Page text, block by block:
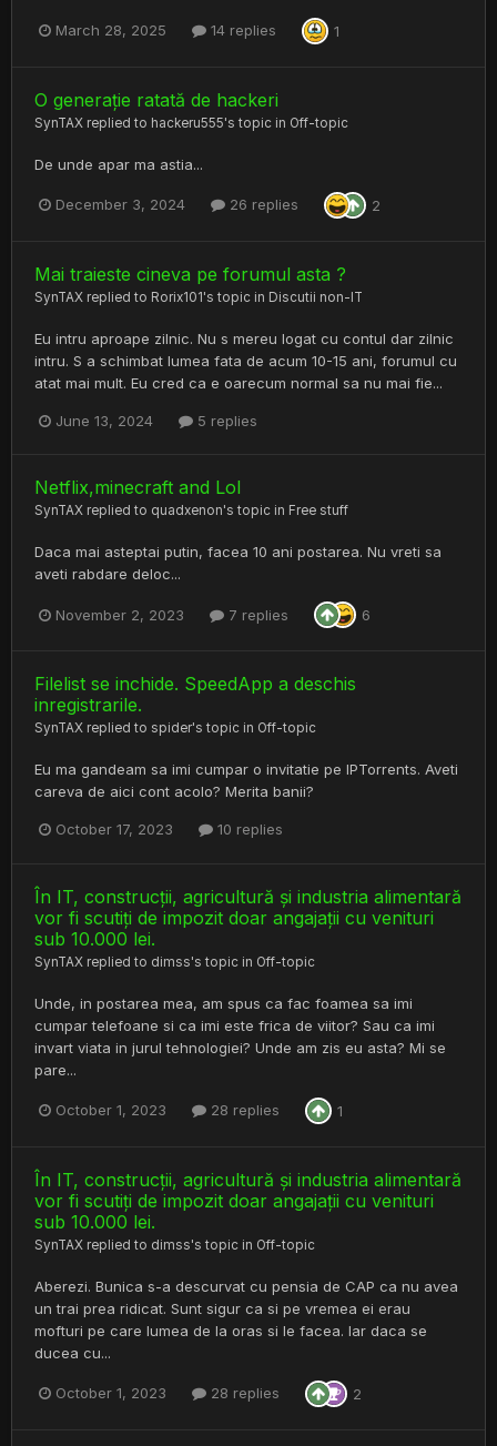
March 28, 2025 14 replies 1
O generație ratată de hackeri
SynTAX replied to hackeru555's topic in Off-topic
De unde apar ma astia...
December 3, 2024 26 replies 2
Mai traieste cineva pe forumul asta ?
SynTAX replied to Rorix101 's topic in Discutii non-IT
Eu intru aproape zilnic. Nu s mereu logat cu contul dar zilnic
intru. S a schimbat lumea fata de acum 10-15 ani, forumul cu
atat mai mult. Eu cred ca e oarecum normal sa nu mai fie...
June 13, 2024 5 replies
Netflix,minecraft and Lol
SynTAX replied to quadxenon's topic in Free stuff
Daca mai asteptai putin, facea 10 ani postarea. Nu vreti sa
aveti rabdare deloc...
November 2, 2023 7 replies 6
Filelist se inchide. SpeedApp a deschis
inregistrarile.
SynTAX replied to spider's topic in Off-topic
Eu ma gandeam sa imi cumpar o invitatie pe IPTorrents. Aveti
careva de aici cont acolo? Merita banii?
October 17, 2023 10 replies
În IT, construcții, agricultură și industria alimentară
vor fi scutiți de impozit doar angajații cu venituri
sub 10.000 lei.
SynTAX replied to dimss's topic in Off-topic
Unde, in postarea mea, am spus ca fac foamea sa imi
cumpar telefoane si ca imi este frica de viitor? Sau ca imi
invart viata in jurul tehnologiei? Unde am zis eu asta? Mi se
pare...
October 1, 2023 28 replies 1
În IT, construcții, agricultură și industria alimentară
vor fi scutiți de impozit doar angajații cu venituri
sub 10.000 lei.
SynTAX replied to dimss's topic in Off-topic
Aberezi. Bunica s-a descurvat cu pensia de CAP ca nu avea
un trai prea ridicat. Sunt sigur ca si pe vremea ei erau
mofturi pe care lumea de la oras si le facea. Iar daca se
ducea cu...
October 1, 2023 28 replies 2